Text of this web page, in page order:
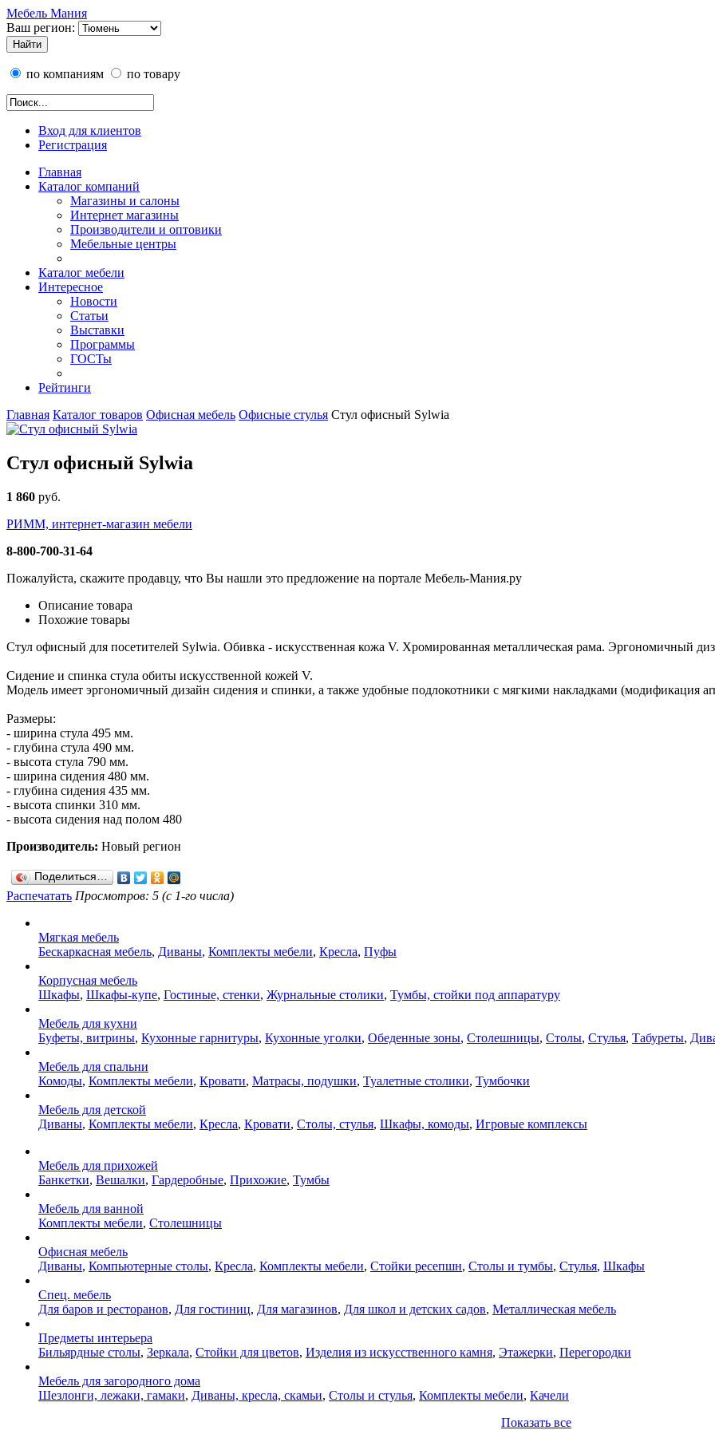
Мебель Мания
Ваш регион:
по компаниям по товару
Вход для клиентов
Регистрация
Главная
Каталог компаний
Магазины и салоны
Интернет магазины
Производители и оптовики
Мебельные центры
Каталог мебели
Интересное
Новости
Статьи
Выставки
Программы
ГОСТы
Рейтинги
Главная Каталог товаров Офисная мебель Офисные стулья Стул офисный Sylwia
Стул офисный Sylwia
1 860 руб.
РИММ, интернет-магазин мебели
8-800-700-31-64
Пожалуйста, скажите продавцу, что Вы нашли это предложение на портале Мебель-Мания.ру
Описание товара
Похожие товары
Стул офисный для посетителей Sylwia. Обивка - искусственная кожа V. Хромированная металлическая рама. Эргономичный
Сидение и спинка стула обиты искусственной кожей V.
Модель имеет эргономичный дизайн сидения и спинки, а также удобные подлокотники с мягкими накладками (модификация
Размеры:
- ширина стула 495 мм.
- глубина стула 490 мм.
- высота стула 790 мм.
- ширина сидения 480 мм.
- глубина сидения 435 мм.
- высота спинки 310 мм.
- высота сидения над полом 480
Производитель: Новый регион
Поделиться…
Распечатать Просмотров: 5 (с 1-го числа)
Мягкая мебель
Бескаркасная мебель, Диваны, Комплекты мебели, Кресла, Пуфы
Корпусная мебель
Шкафы, Шкафы-купе, Гостиные, стенки, Журнальные столики, Тумбы, стойки под аппаратуру
Мебель для кухни
Буфеты, витрины, Кухонные гарнитуры, Кухонные уголки, Обеденные зоны, Столешницы, Столы, Стулья, Табуреты,
Мебель для спальни
Комоды, Комплекты мебели, Кровати, Матрасы, подушки, Туалетные столики, Тумбочки
Мебель для детской
Диваны, Комплекты мебели, Кресла, Кровати, Столы, стулья, Шкафы, комоды, Игровые комплексы
Мебель для прихожей
Банкетки, Вешалки, Гардеробные, Прихожие, Тумбы
Мебель для ванной
Комплекты мебели, Столешницы
Офисная мебель
Диваны, Компьютерные столы, Кресла, Комплекты мебели, Стойки ресепшн, Столы и тумбы, Стулья, Шкафы
Спец. мебель
Для баров и ресторанов, Для гостиниц, Для магазинов, Для школ и детских садов, Металлическая мебель
Предметы интерьера
Бильярдные столы, Зеркала, Стойки для цветов, Изделия из искусственного камня, Этажерки, Перегородки
Мебель для загородного дома
Шезлонги, лежаки, гамаки, Диваны, кресла, скамьи, Столы и стулья, Комплекты мебели, Качели
Показать все